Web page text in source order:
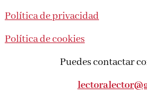
Política de privacidad
Política de cookies
Puedes contactar